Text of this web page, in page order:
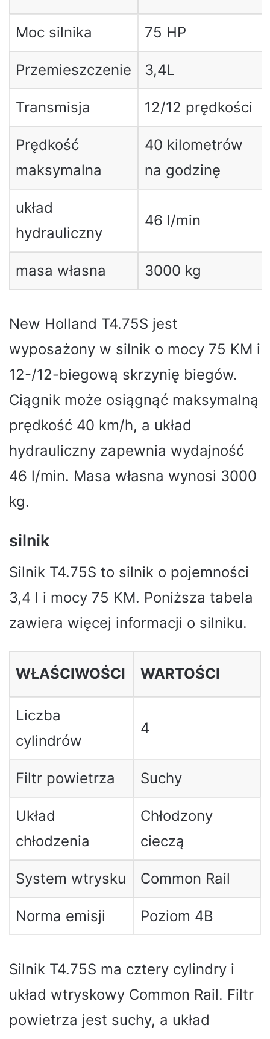
Moc silnika 75 HP
Przemieszczenie 3,4L
Transmisja 12/12 prędkości
Prędkość
maksymalna
40 kilometrów
na godzinę
układ
hydrauliczny
46 l/min
masa własna 3000 kg
New Holland T4.75S jest
wyposażony w silnik o mocy 75 KM i
12-/12-biegową skrzynię biegów.
Ciągnik może osiągnąć maksymalną
prędkość 40 km/h, a układ
hydrauliczny zapewnia wydajność
46 l/min. Masa własna wynosi 3000
kg.
silnik
Silnik T4.75S to silnik o pojemności
3,4 l i mocy 75 KM. Poniższa tabela
zawiera więcej informacji o silniku.
WŁAŚCIWOŚCI WARTOŚCI
Liczba
cylindrów
4
Filtr powietrza Suchy
Układ
chłodzenia
Chłodzony
cieczą
System wtrysku Common Rail
Norma emisji Poziom 4B
Silnik T4.75S ma cztery cylindry i
układ wtryskowy Common Rail. Filtr
powietrza jest suchy, a układ